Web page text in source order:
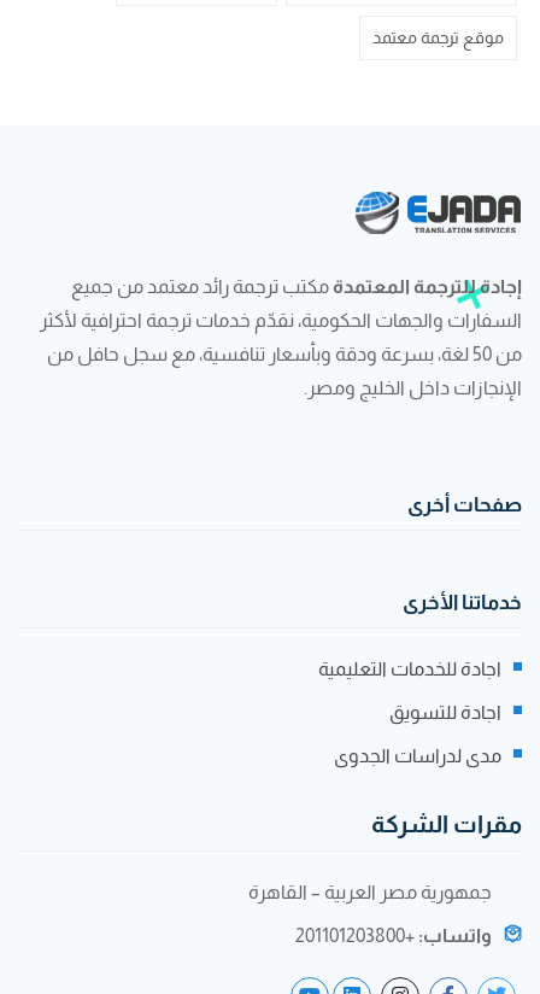
موقع ترجمة معتمد
إجادة للترجمة المعتمدة مكتب ترجمة رائد معتمد من جميع
السفارات والجهات الحكومية، نقدّم خدمات ترجمة احترافية لأكثر
من 50 لغة، بسرعة ودقة وبأسعار تنافسية، مع سجل حافل من
الإنجازات داخل الخليج ومصر.
صفحات أخرى
خدماتنا الأخرى
اجادة للخدمات التعليمية
اجادة للتسويق
مدى لدراسات الجدوى
مقرات الشركة
جمهورية مصر العربية – القاهرة
واتساب: +201101203800